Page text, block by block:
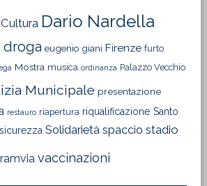
Cultura Dario Nardella
droga eugenio giani Firenze furto
Mostra musica ordinanza Palazzo Vecchio
Municipale presentazione
restauro riapertura riqualificazione Santo
sicurezza Solidarietà spaccio stadio
vaccinazioni